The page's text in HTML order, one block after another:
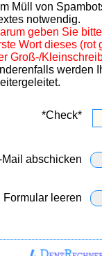
Müll von
notwendig.
geben Sie
Wort dieses (rot
Groß-/
werden
*Check*
Mail abschicken
Formular leeren